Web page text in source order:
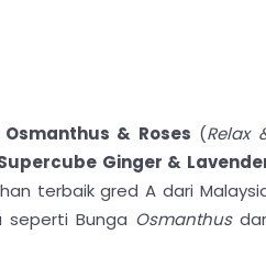
& Roses (Relax
Ginger &
terbaik gred A dari
Bunga Osmanthus